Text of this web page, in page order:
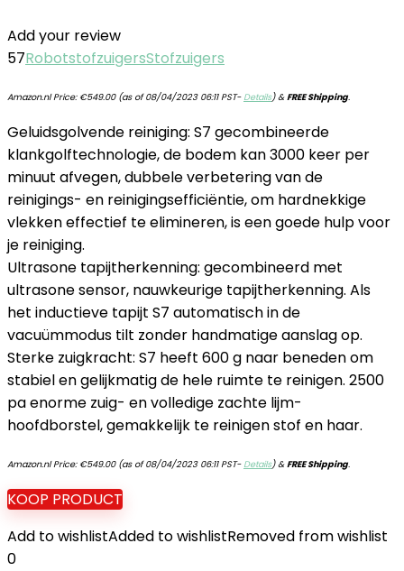
Add your review
57RobotstofzuigersStofzuigers
Amazon.nl Price: €549.00(as of 08/04/2023 06:11 PST- Details)&FREE Shipping.
Geluidsgolvende reiniging: S7 gecombineerde
klankgolftechnologie, de bodem kan 3000 keer per
minuut afvegen, dubbele verbetering van de
reinigings- en reinigingsefficiëntie, om hardnekkige
vlekken effectief te elimineren, is een goede hulp voor
je reiniging.
Ultrasone tapijtherkenning: gecombineerd met
ultrasone sensor, nauwkeurige tapijtherkenning. Als
het inductieve tapijt S7 automatisch in de
vacuümmodus tilt zonder handmatige aanslag op.
Sterke zuigkracht: S7 heeft 600 g naar beneden om
stabiel en gelijkmatig de hele ruimte te reinigen. 2500
pa enorme zuig- en volledige zachte lijm-
hoofdborstel, gemakkelijk te reinigen stof en haar.
Amazon.nl Price: €549.00(as of 08/04/2023 06:11 PST- Details)&FREE Shipping.
KOOP PRODUCT
Add to wishlistAdded to wishlistRemoved from wishlist
0